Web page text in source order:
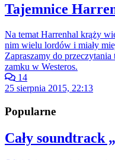
Tajemnice
Na temat Harrenhal krąży
nim wielu lordów i miały
Zapraszamy do
zamku w Westeros.
14
25 sierpnia 2015, 22:13
Popularne
Cały soundtrack